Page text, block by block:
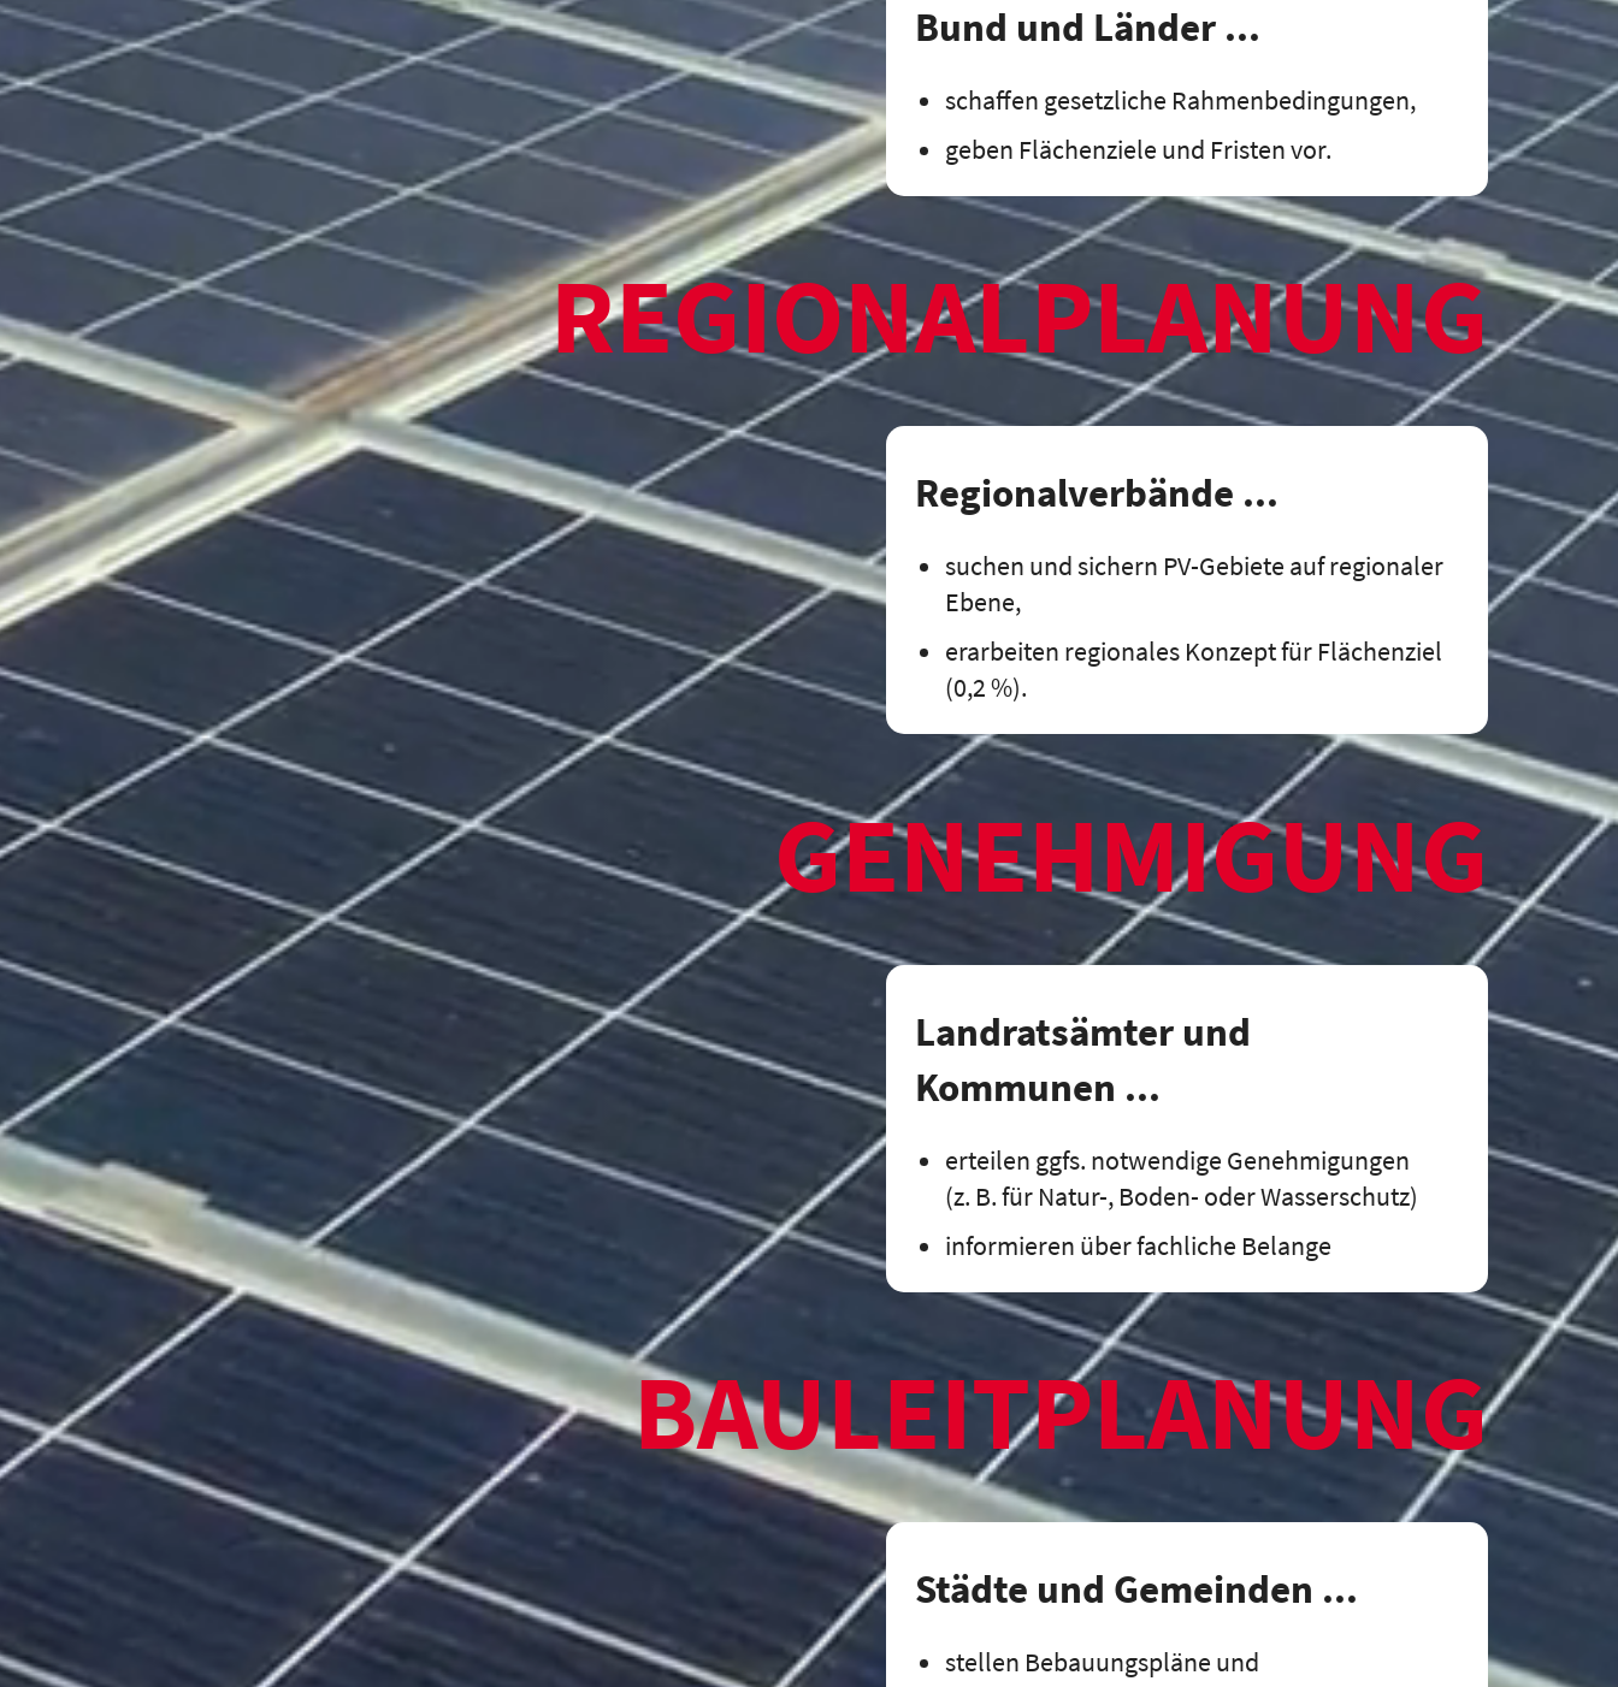
Bund und Länder ...
schaffen gesetzliche Rahmenbedingungen,
geben Flächenziele und Fristen vor.
REGIONALPLANUNG
Regionalverbände ...
suchen und sichern PV-Gebiete auf regionaler
Ebene,
erarbeiten regionales Konzept für Flächenziel
(0,2 %).
GENEHMIGUNG
Landratsämter und
Kommunen ...
erteilen ggfs. notwendige Genehmigungen
(z. B. für Natur-, Boden- oder Wasserschutz)
informieren über fachliche Belange
BAULEITPLANUNG
Städte und Gemeinden ...
stellen Bebauungspläne und